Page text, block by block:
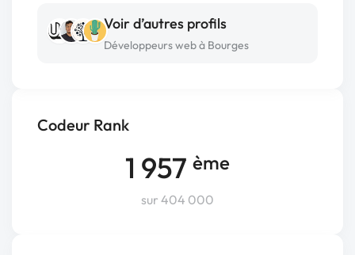
Codeur Rank
1 957 ème
sur 404 000
Voir d’autres profils
Développeurs web à Bourges